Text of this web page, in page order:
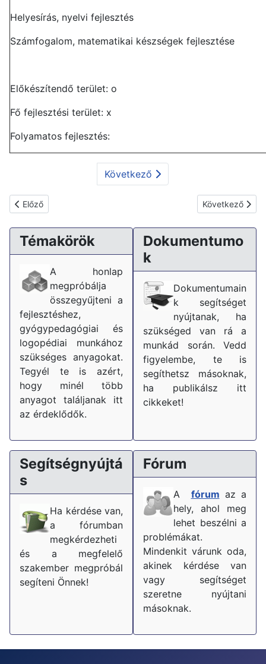
Helyesírás, nyelvi fejlesztés
Számfogalom, matematikai készségek fejlesztése
Előkészítendő terület: o
Fő fejlesztési terület: x
Folyamatos fejlesztés:
Következő
Előző cikk: Grafomotoros fejlesztési terv
Előző Következő
Következő
Témakörök
A honlap
megpróbálja
összegyűjteni a
fejlesztéshez,
gyógypedagógiai és
logopédiai munkához
szükséges anyagokat.
Tegyél te is azért,
hogy minél több
anyagot találjanak itt
az érdeklődők.
Dokumentumo
k
Dokumentumain
k segítséget
nyújtanak, ha
szükséged van rá a
munkád során. Vedd
figyelembe, te is
segíthetsz másoknak,
ha publikálsz itt
cikkeket!
Segítségnyújtá
s
Ha kérdése van,
a fórumban
megkérdezheti
és a megfelelő
szakember megpróbál
segíteni Önnek!
Fórum
A fórum az a
hely, ahol meg
lehet beszélni a
problémákat.
Mindenkit várunk oda,
akinek kérdése van
vagy segítséget
szeretne nyújtani
másoknak.